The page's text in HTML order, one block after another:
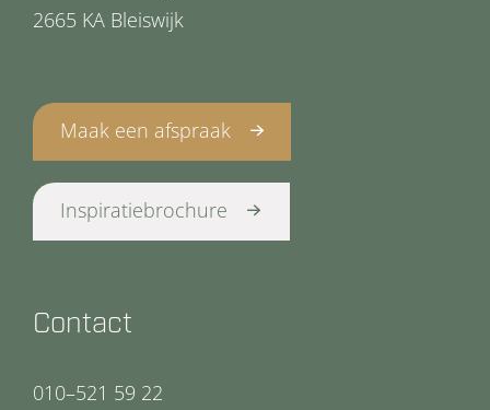
2665 KA Bleiswijk
Maak een afspraak
Inspiratiebrochure
Contact
010–521 59 22